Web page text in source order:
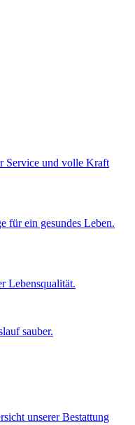
Service und volle Kraft
für ein gesundes Leben.
Lebensqualität.
sauber.
unserer Bestattung